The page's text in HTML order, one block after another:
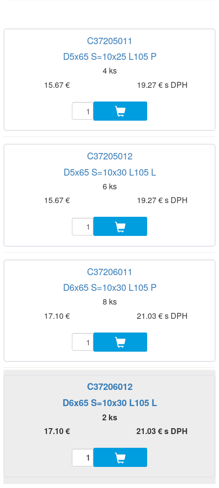
C37205011
D5x65 S=10x25 L105 P
4 ks
15.67 €
19.27 € s DPH
C37205012
D5x65 S=10x30 L105 L
6 ks
15.67 €
19.27 € s DPH
C37206011
D6x65 S=10x30 L105 P
8 ks
17.10 €
21.03 € s DPH
C37206012
D6x65 S=10x30 L105 L
2 ks
17.10 €
21.03 € s DPH